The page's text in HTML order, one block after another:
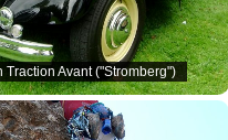
Traction Avant ("Stromberg")